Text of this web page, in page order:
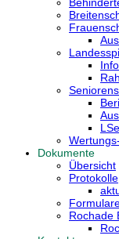
Dokumente
Übersicht
Protokolle
Rochade